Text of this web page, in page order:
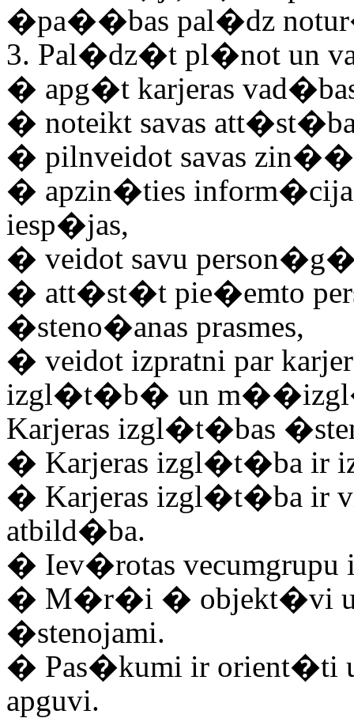
�pa��bas pal�dz
3. Pal�dz�t pl�not un
� apg�t karjeras
� noteikt savas
� pilnveidot savas
� apzin�ties
iesp�jas,
� veidot savu
� att�st�t pie�emto
�steno�anas prasmes,
� veidot izpratni par
izgl�t�b� un
Karjeras izgl�t�bas
� Karjeras izgl�t�ba ir
� Karjeras izgl�t�ba ir
atbild�ba.
� Iev�rotas vecumgrupu
� M�r�i � objekt�vi
�stenojami.
� Pas�kumi ir orient�ti
apguvi.